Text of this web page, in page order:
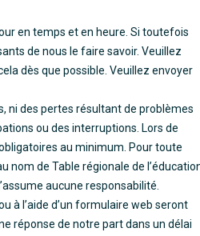
en temps et en heure. Si toutefois
de nous le faire savoir. Veuillez
dès que possible. Veuillez envoyer
ni des pertes résultant de problèmes
ou des interruptions. Lors de
au minimum. Pour toute
nom de Table régionale de
aucune responsabilité.
à l’aide d’un formulaire web seront
réponse de notre part dans un délai